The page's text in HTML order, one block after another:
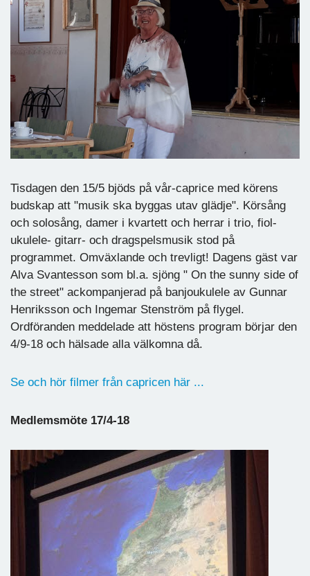
Tisdagen den 15/5 bjöds på vår-caprice med körens
budskap att "musik ska byggas utav glädje". Körsång
och solosång, damer i kvartett och herrar i trio, fiol-
ukulele- gitarr- och dragspelsmusik stod på
programmet. Omväxlande och trevligt! Dagens gäst var
Alva Svantesson som bl.a. sjöng " On the sunny side of
the street" ackompanjerad på banjoukulele av Gunnar
Henriksson och Ingemar Stenström på flygel.
Ordföranden meddelade att höstens program börjar den
4/9-18 och hälsade alla välkomna då.
Se och hör filmer från capricen här ...
Medlemsmöte 17/4-18